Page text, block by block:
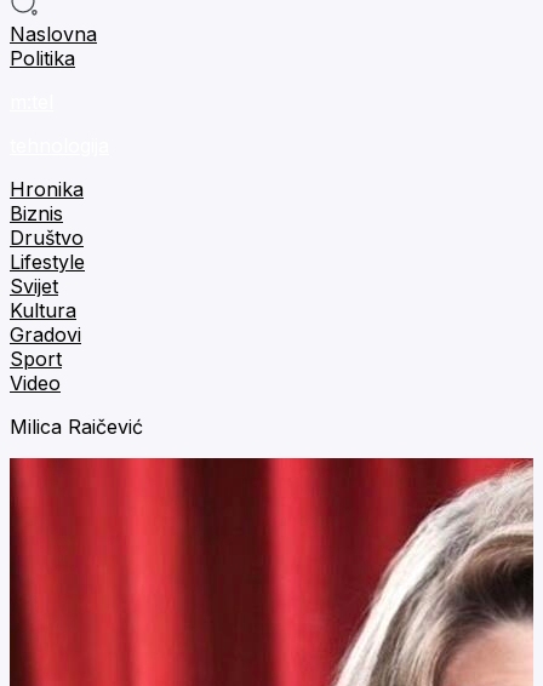
Naslovna
Politika
Hronika
Biznis
Društvo
Lifestyle
Svijet
Kultura
Gradovi
Sport
Video
Milica Raičević